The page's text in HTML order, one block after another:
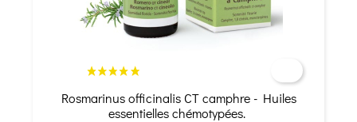
Rosmarinus officinalis CT camphre - Huiles
essentielles chémotypées.